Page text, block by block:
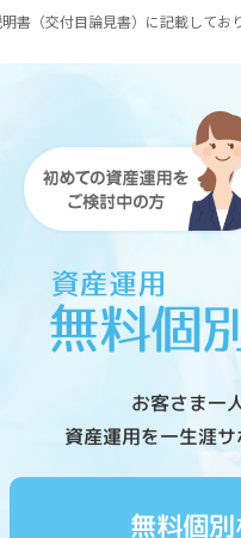
書（交付目論見書）に記載してお
お客さま一
資産運用を一生涯サ
無料個